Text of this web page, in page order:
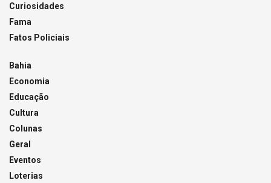
Curiosidades
Fama
Fatos Policiais
Bahia
Economia
Educação
Cultura
Colunas
Geral
Eventos
Loterias